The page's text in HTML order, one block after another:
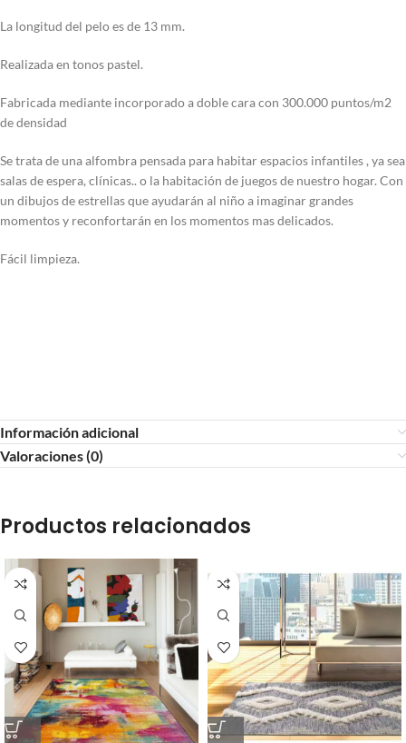
La longitud del pelo es de 13 mm.
Realizada en tonos pastel.
Fabricada mediante incorporado a doble cara con 300.000 puntos/m2
de densidad
Se trata de una alfombra pensada para habitar espacios infantiles , ya sea
salas de espera, clínicas.. o la habitación de juegos de nuestro hogar. Con
un dibujos de estrellas que ayudarán al niño a imaginar grandes
momentos y reconfortarán en los momentos mas delicados.
Fácil limpieza.
Información adicional
Valoraciones (0)
Productos relacionados